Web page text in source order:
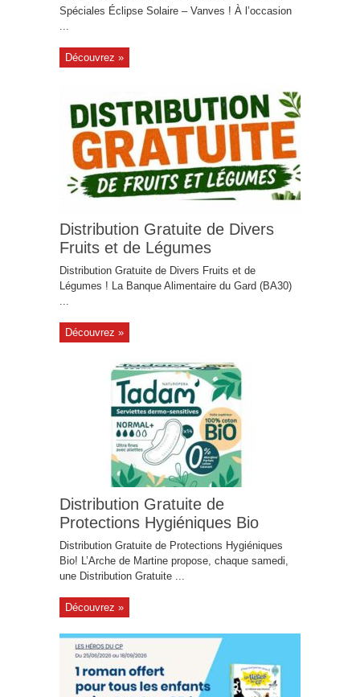
Spéciales Éclipse Solaire – Vanves ! À l’occasion
...
Découvrez »
Distribution Gratuite de Divers
Fruits et de Légumes
Distribution Gratuite de Divers Fruits et de
Légumes ! La Banque Alimentaire du Gard (BA30)
...
Découvrez »
Distribution Gratuite de
Protections Hygiéniques Bio
Distribution Gratuite de Protections Hygiéniques
Bio! L’Arche de Martine propose, chaque samedi,
une Distribution Gratuite ...
Découvrez »